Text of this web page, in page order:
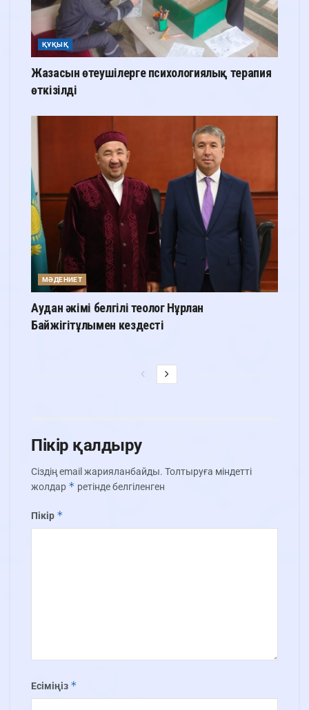
ҚҰҚЫҚ
Жазасын өтеушілерге психологиялық терапия
өткізілді
МӘДЕНИЕТ
Аудан әкімі белгілі теолог Нұрлан
Байжігітұлымен кездесті
Пікір қалдыру
Сіздің email жарияланбайды. Толтыруға міндетті
жолдар * ретінде белгіленген
Пікір *
Есіміңіз *